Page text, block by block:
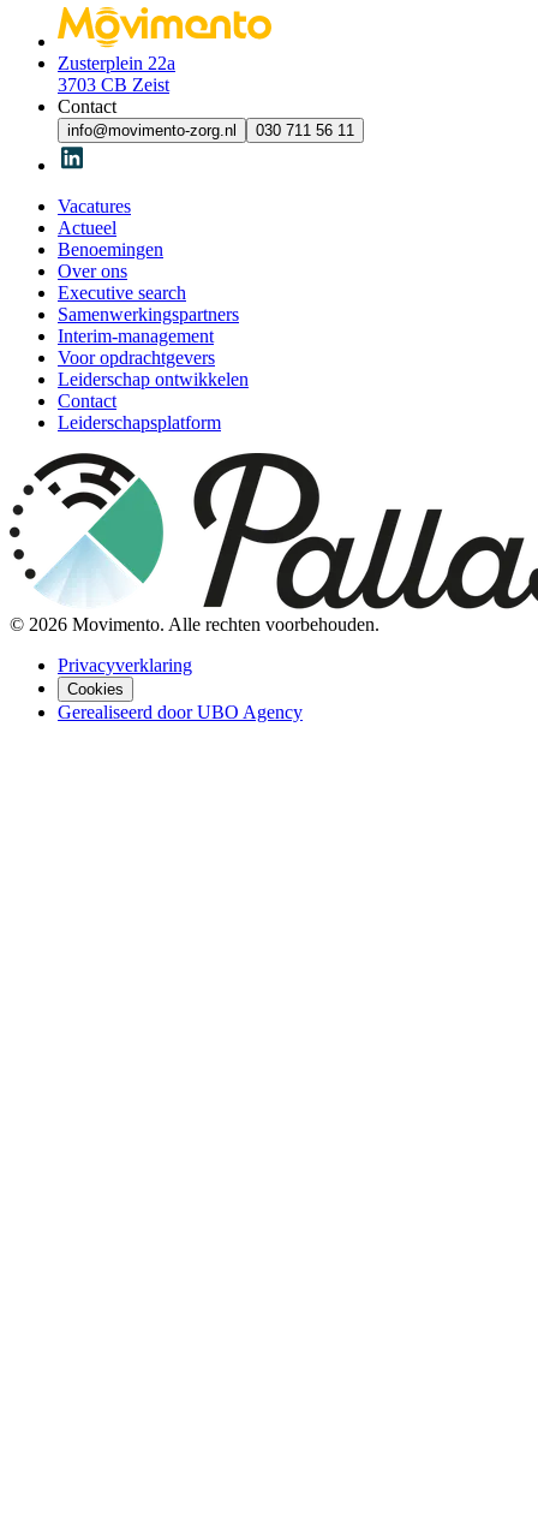
Zusterplein 22a
3703 CB Zeist
Contact
info@movimento-zorg.nl 030 711 56 11
Vacatures
Actueel
Benoemingen
Over ons
Executive search
Samenwerkingspartners
Interim-management
Voor opdrachtgevers
Leiderschap ontwikkelen
Contact
Leiderschapsplatform
© 2026 Movimento. Alle rechten voorbehouden.
Privacyverklaring
Cookies
Gerealiseerd door UBO Agency